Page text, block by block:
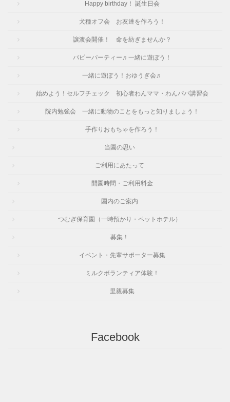
Happy birthday！ 誕生日会
犬種オフ会 お友達を作ろう！
譲渡会開催！ 命を紡ぎませんか？
パピーパーティー♬一緒に遊ぼう！
一緒に遊ぼう！おゆうぎ会♬
始めよう！セルフチェック 初心者わんママ・わんパパ講習会
院内勉強会 一緒に動物のことをもっと知りましょう！
手作りおもちゃを作ろう！
当園の思い
ご利用にあたって
開園時間・ご利用料金
園内のご案内
つむぎ保育園（一時預かり・ペットホテル）
募集！
イベント・先輩サポーター募集
ミルクボランティア体験！
里親募集
Facebook